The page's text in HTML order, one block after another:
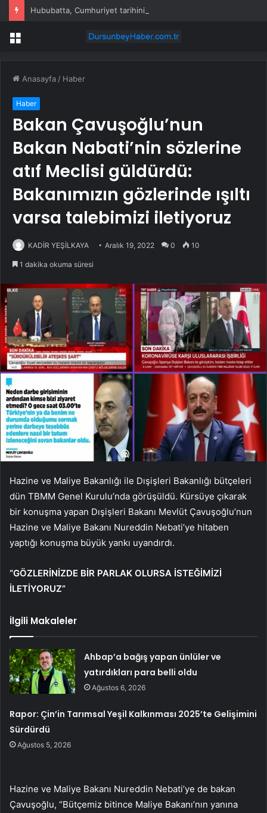
Menü
Anasayfa / Haber
Haber
Bakan Çavuşoğlu’nun
Bakan Nabati’nin sözlerine
atıf Meclisi güldürdü:
Bakanımızın gözlerinde ışıltı
varsa talebimizi iletiyoruz
KADİR YEŞİLKAYA Aralık 19, 2022 0 10
1 dakika okuma süresi
Hazine ve Maliye Bakanlığı ile Dışişleri Bakanlığı bütçeleri
dün TBMM Genel Kurulu’nda görüşüldü. Kürsüye çıkarak
bir konuşma yapan Dışişleri Bakanı Mevlüt Çavuşoğlu’nun
Hazine ve Maliye Bakanı Nureddin Nebati’ye hitaben
yaptığı konuşma büyük yankı uyandırdı.
“GÖZLERİNİZDE BİR PARLAK OLURSA İSTEĞİMİZİ
İLETİYORUZ”
İlgili Makaleler
Ahbap’a bağış yapan ünlüler ve
yatırdıkları para belli oldu
Ağustos 6, 2026
Rapor: Çin’in Tarımsal Yeşil Kalkınması 2025’te Gelişimini
Sürdürdü
Ağustos 5, 2026
Hazine ve Maliye Bakanı Nureddin Nebati’ye de bakan
Çavuşoğlu, “Bütçemiz bitince Maliye Bakanı’nın yanına